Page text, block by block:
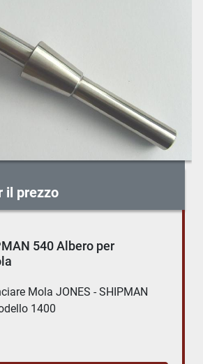
il prezzo
540 Albero per
Mola JONES - SHIPMAN
1400